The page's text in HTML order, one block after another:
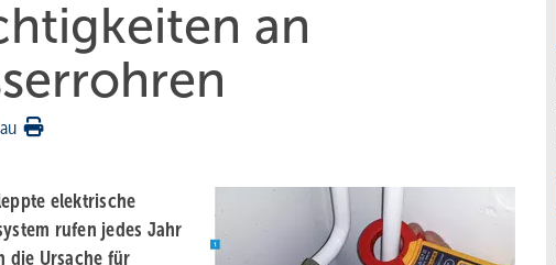
an
elektrische
rufen jedes Jahr
die Ursache für